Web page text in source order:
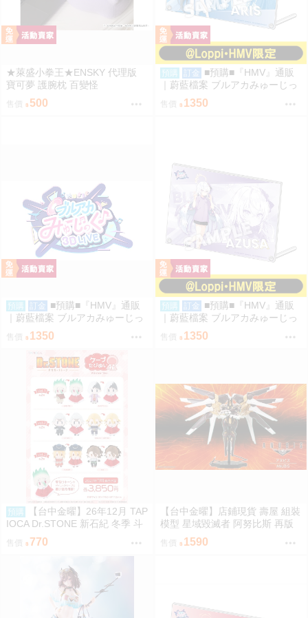
★萊盛小拳王★ENSKY 代理版
寶可夢 護腕枕 百變怪
500
預購 訂金 ■預購■『HMV』通販
｜蔚藍檔案 ブルアカみゅーじっ
く♪3D LIVE『遊戲開發部』壓克
力板。[0912]
1350
預購 訂金 ■預購■『HMV』通販
｜蔚藍檔案 ブルアカみゅーじっ
く♪3D LIVE『放學後甜點部』壓
克力板。[0912]
售價 1350
預購 訂金 ■預購■『HMV』通販
｜蔚藍檔案 ブルアカみゅーじっ
く♪3D LIVE『三一綜合學園補課
部』壓克力板。[0912]
售價 1350
預購
【台中金曜】26年12月 TAP
IOCA Dr.STONE 新石紀 冬季 斗
篷可換裝布偶 娃娃 6款分售 0814
770
【台中金曜】店鋪現貨 壽屋 組裝
模型 星域毀滅者 阿努比斯 再版
1590